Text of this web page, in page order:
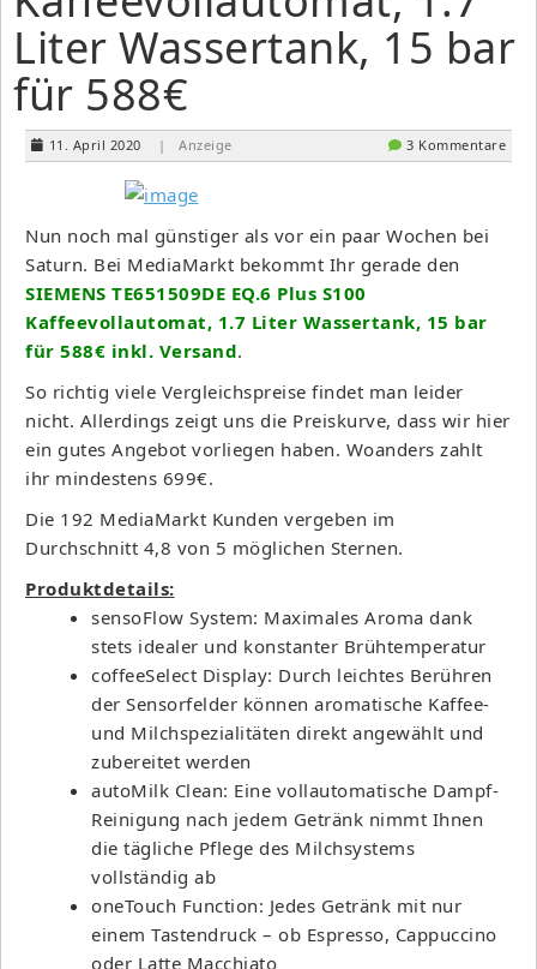
Liter Wassertank, 15 bar
für 588€
11. April 2020 | Anzeige 3 Kommentare
Nun noch mal günstiger als vor ein paar Wochen bei
Saturn. Bei MediaMarkt bekommt Ihr gerade den
SIEMENS TE651509DE EQ.6 Plus S100
Kaffeevollautomat, 1.7 Liter Wassertank, 15 bar
für 588€ inkl. Versand.
So richtig viele Vergleichspreise findet man leider
nicht. Allerdings zeigt uns die Preiskurve, dass wir hier
ein gutes Angebot vorliegen haben. Woanders zahlt
ihr mindestens 699€.
Die 192 MediaMarkt Kunden vergeben im
Durchschnitt 4,8 von 5 möglichen Sternen.
Produktdetails:
sensoFlow System: Maximales Aroma dank
stets idealer und konstanter Brühtemperatur
coffeeSelect Display: Durch leichtes Berühren
der Sensorfelder können aromatische Kaffee-
und Milchspezialitäten direkt angewählt und
zubereitet werden
autoMilk Clean: Eine vollautomatische Dampf-
Reinigung nach jedem Getränk nimmt Ihnen
die tägliche Pflege des Milchsystems
vollständig ab
oneTouch Function: Jedes Getränk mit nur
einem Tastendruck – ob Espresso, Cappuccino
oder Latte Macchiato